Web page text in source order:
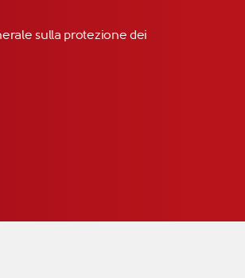
sulla protezione dei